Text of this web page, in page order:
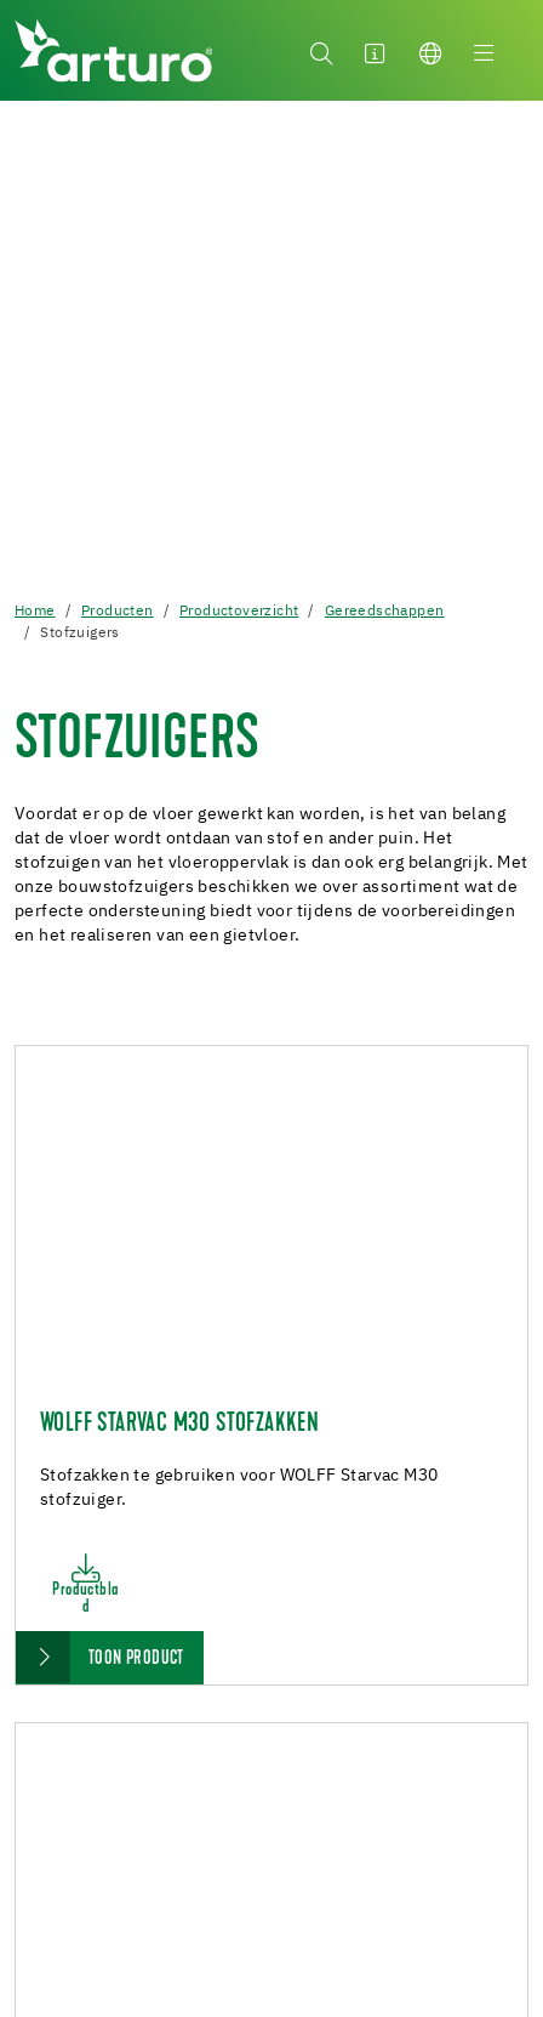
Home Producten Productoverzicht
Gereedschappen
Stofzuigers
STOFZUIGERS
Voordat er op de vloer gewerkt kan worden, is het van belang
dat de vloer wordt ontdaan van stof en ander puin. Het
stofzuigen van het vloeroppervlak is dan ook erg belangrijk. Met
onze bouwstofzuigers beschikken we over assortiment wat de
perfecte ondersteuning biedt voor tijdens de voorbereidingen
en het realiseren van een gietvloer.
WOLFF STARVAC M30 STOFZAKKEN
Stofzakken te gebruiken voor WOLFF Starvac M30
stofzuiger.
Productbla
d
TOON PRODUCT